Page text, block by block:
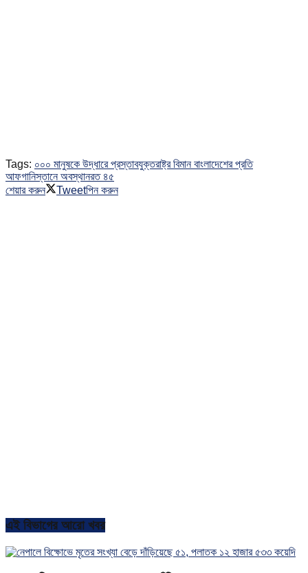
Tags: ০০০ মানুষকে উদ্ধারে প্রস্তাবযুক্তরাষ্ট্র বিমান বাংলাদেশের প্রতি
আফগানিস্তানে অবস্থানরত ৪৫
শেয়ার করুন
Tweetপিন করুন
এই বিভাগের আরো খবর